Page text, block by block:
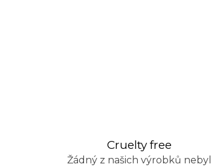
Cruelty free
Žádný z našich výrobků nebyl